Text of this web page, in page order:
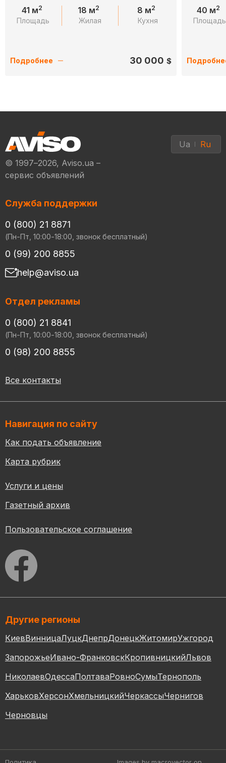
41 м2
Площадь
18 м2
Жилая
8 м2
Кухня
Подробнее 30 000 $
40 м2
Площадь
© 1997–2026, Aviso.ua –
сервис объявлений
Ua Ru
Служба поддержки
0 (800) 21 8871
(Пн-Пт, 10:00-18:00, звонок бесплатный)
0 (99) 200 8855
help@aviso.ua
Отдел рекламы
0 (800) 21 8841
(Пн-Пт, 10:00-18:00, звонок бесплатный)
0 (98) 200 8855
Все контакты
Навигация по сайту
Как подать объявление
Карта рубрик
Услуги и цены
Газетный архив
Пользовательское соглашение
Другие регионы
КиевВинницаЛуцкДнепрДонецкЖитомирУжгород
ЗапорожьеИвано-ФранковскКропивницкийЛьвов
НиколаевОдессаПолтаваРовноСумыТернополь
ХарьковХерсонХмельницкийЧеркассыЧернигов
Черновцы